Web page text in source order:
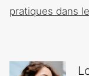
pratiques dans